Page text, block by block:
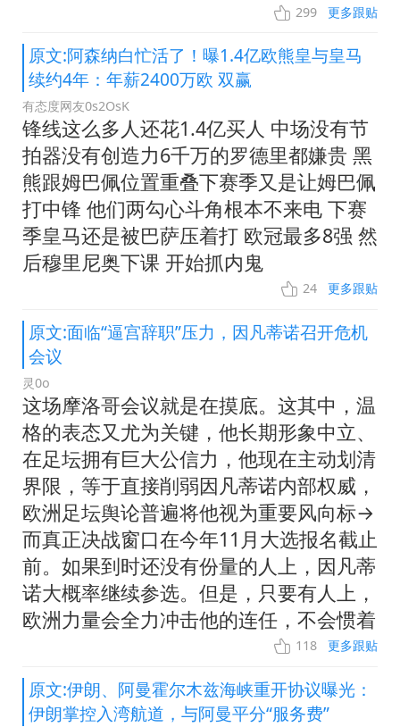
299 更多跟贴
原文:阿森纳白忙活了！曝1.4亿欧熊皇与皇马
续约4年：年薪2400万欧 双赢
有态度网友0s2OsK
锋线这么多人还花1.4亿买人 中场没有节
拍器没有创造力6千万的罗德里都嫌贵 黑
熊跟姆巴佩位置重叠下赛季又是让姆巴佩
打中锋 他们两勾心斗角根本不来电 下赛
季皇马还是被巴萨压着打 欧冠最多8强 然
后穆里尼奥下课 开始抓内鬼
24 更多跟贴
原文:面临“逼宫辞职”压力，因凡蒂诺召开危机
会议
灵0o
这场摩洛哥会议就是在摸底。这其中，温
格的表态又尤为关键，他长期形象中立、
在足坛拥有巨大公信力，他现在主动划清
界限，等于直接削弱因凡蒂诺内部权威，
欧洲足坛舆论普遍将他视为重要风向标→
而真正决战窗口在今年11月大选报名截止
前。如果到时还没有份量的人上，因凡蒂
诺大概率继续参选。但是，只要有人上，
欧洲力量会全力冲击他的连任，不会惯着
118 更多跟贴
原文:伊朗、阿曼霍尔木兹海峡重开协议曝光：
伊朗掌控入湾航道，与阿曼平分“服务费”